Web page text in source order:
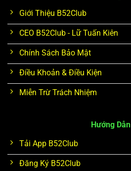
Giới Thiệu B52Club
CEO B52Club - Lữ Tuấn Kiên
Chính Sách Bảo Mật
Điều Khoản & Điều Kiện
Miễn Trừ Trách Nhiệm
Hướng Dẫn
Tải App B52Club
Đăng Ký B52Club